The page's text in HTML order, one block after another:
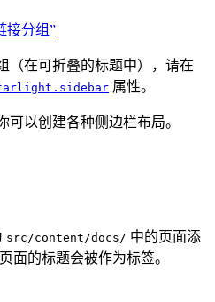
接分组”
（在可折叠的标题中），请在
属性。
以创建各种侧边栏布局。
src/content/docs/ 中的页面添
面的标题会被作为标签。